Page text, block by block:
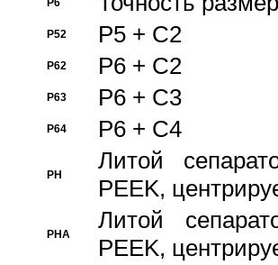
P6
P52 P5 + C2
P62 P6 + C2
P63 P6 + C3
P64 P6 + C4
PH
Литой
PEEK,
PHA
Литой
PEEK,